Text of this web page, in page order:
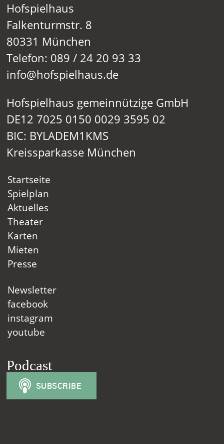
Hofspielhaus
Falkenturmstr. 8
80331 München
Telefon: 089 / 24 20 93 33
info@hofspielhaus.de
Hofspielhaus gemeinnützige GmbH
DE12 7025 0150 0029 3595 02
BIC: BYLADEM1KMS
Kreissparkasse München
Startseite
Spielplan
Aktuelles
Theater
Karten
Mieten
Presse
Newsletter
facebook
instagram
youtube
Podcast